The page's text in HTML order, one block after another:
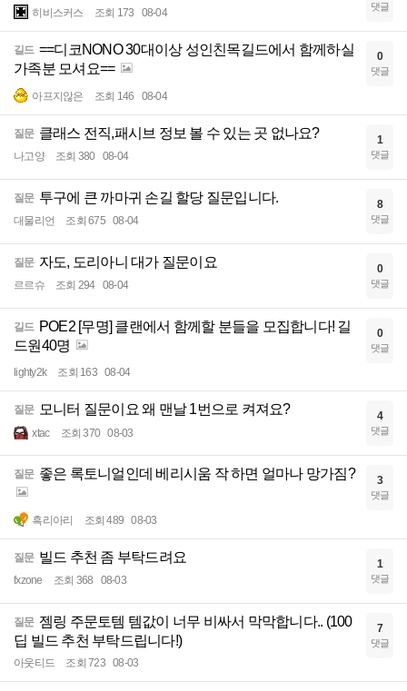
히비스커스 조회 173 08-04 댓글
길드 ==디코NONO 30대이상 성인친목길드에서 함께하실
가족분 모셔요==
아프지않은 조회 146 08-04
0
댓글
질문 클래스 전직,패시브 정보 볼 수 있는 곳 없나요?
나고양 조회 380 08-04
1
댓글
질문 투구에 큰 까마귀 손길 할당 질문입니다.
대물리언 조회 675 08-04
8
댓글
질문 자도, 도리아니 대가 질문이요
르르슈 조회 294 08-04
0
댓글
길드 POE2 [무명] 클랜에서 함께할 분들을 모집합니다! 길
드원40명
lighty2k 조회 163 08-04
0
댓글
질문 모니터 질문이요 왜 맨날 1번으로 켜져요?
xtac 조회 370 08-03
4
댓글
질문 좋은 록토니얼인데 베리시움 작 하면 얼마나 망가짐?
흑리아리 조회 489 08-03
3
댓글
질문 빌드 추천 좀 부탁드려요
fxzone 조회 368 08-03
1
댓글
질문 젬링 주문토템 템값이 너무 비싸서 막막합니다.. (100
딥 빌드 추천 부탁드립니다!)
아웃티드 조회 723 08-03
7
댓글